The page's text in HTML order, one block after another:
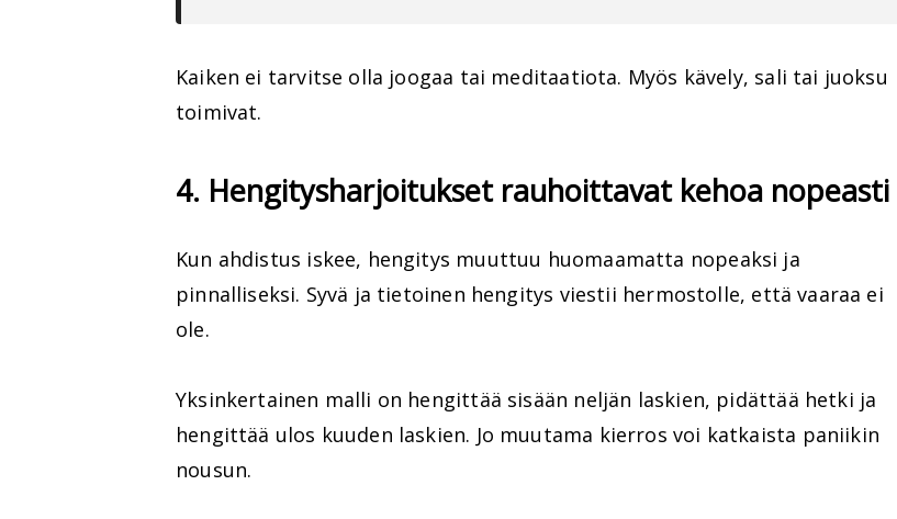
Kaiken ei tarvitse olla joogaa tai meditaatiota. Myös kävely, sali tai juoksu
toimivat.
4. Hengitysharjoitukset rauhoittavat kehoa nopeasti
Kun ahdistus iskee, hengitys muuttuu huomaamatta nopeaksi ja
pinnalliseksi. Syvä ja tietoinen hengitys viestii hermostolle, että vaaraa ei
ole.
Yksinkertainen malli on hengittää sisään neljän laskien, pidättää hetki ja
hengittää ulos kuuden laskien. Jo muutama kierros voi katkaista paniikin
nousun.